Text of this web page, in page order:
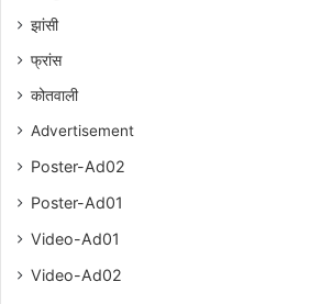
झांसी
फ्रांस
कोतवाली
Advertisement
Poster-Ad02
Poster-Ad01
Video-Ad01
Video-Ad02